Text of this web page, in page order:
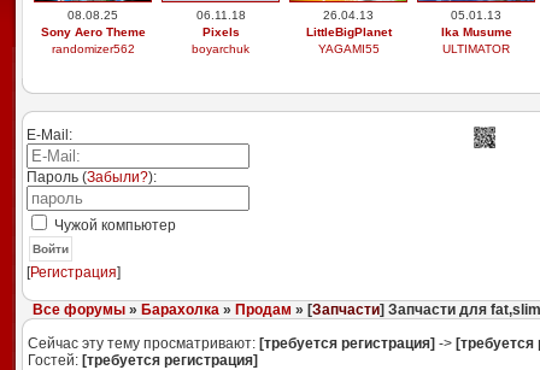
08.08.25
Sony Aero Theme
randomizer562
06.11.18
Pixels
boyarchuk
26.04.13
LittleBigPlanet
YAGAMI55
05.01.13
Ika Musume
ULTIMATOR
E-Mail:
Пароль (Забыли?):
Чужой компьютер
Войти
[Регистрация]
Все форумы» Барахолка» Продам » [Запчасти] Запчасти для
Сейчас эту тему просматривают: [требуется регистрация] -> [требуется
Гостей: [требуется регистрация]